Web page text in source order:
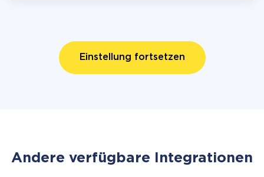
Einstellung fortsetzen
Andere verfügbare Integrationen